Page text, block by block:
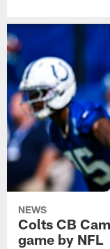
NEWS
Colts CB
game by NFL